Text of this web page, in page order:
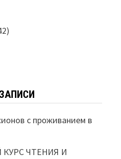
с проживанием в
ЧТЕНИЯ И